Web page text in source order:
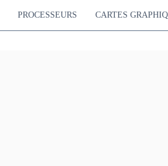
PROCESSEURS CARTES